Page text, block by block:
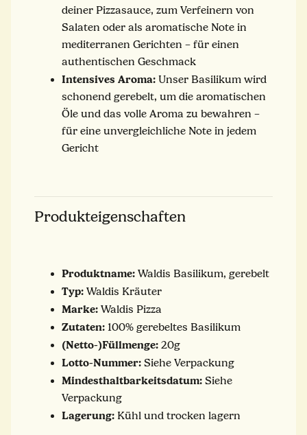
deiner Pizzasauce, zum Verfeinern von
Salaten oder als aromatische Note in
mediterranen Gerichten – für einen
authentischen Geschmack
Intensives Aroma: Unser Basilikum wird
schonend gerebelt, um die aromatischen
Öle und das volle Aroma zu bewahren –
für eine unvergleichliche Note in jedem
Gericht
Produkteigenschaften
Produktname: Waldis Basilikum, gerebelt
Typ: Waldis Kräuter
Marke: Waldis Pizza
Zutaten: 100% gerebeltes Basilikum
(Netto-)Füllmenge: 20g
Lotto-Nummer: Siehe Verpackung
Mindesthaltbarkeitsdatum: Siehe
Verpackung
Lagerung: Kühl und trocken lagern